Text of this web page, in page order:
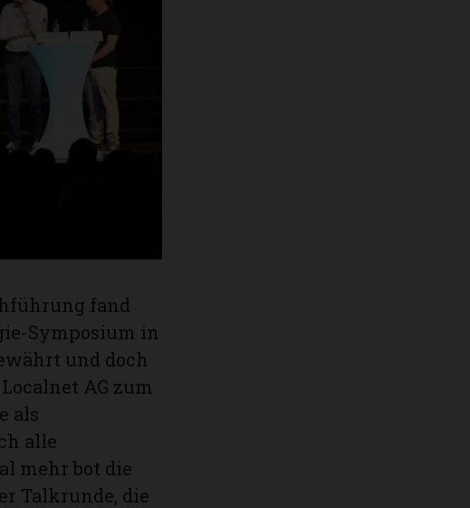
fand
Symposium in
und doch
AG zum
als
alle
mehr bot die
Talkrunde, die